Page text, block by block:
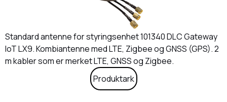
Standard antenne for styringsenhet 101340 DLC Gateway
IoT LX9. Kombiantenne med LTE, Zigbee og GNSS (GPS). 2
m kabler som er merket LTE, GNSS og Zigbee.
Produktark